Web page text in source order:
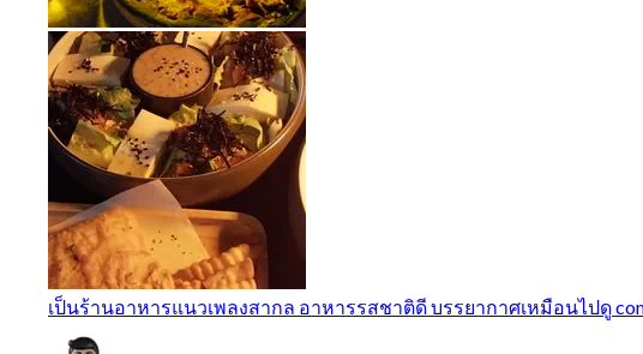
เป็นร้านอาหารแนวเพลงสากล อาหารรสชาติดี บรรยากาศเหมือนไปดู